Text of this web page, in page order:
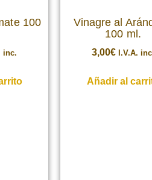
100
inc.
Vinagre al
100 ml.
3,00€ I.V.A.
Añadir al